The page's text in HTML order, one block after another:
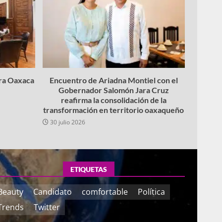
Oaxaca
Encuentro de Ariadna Montiel con el
Gobernador Salomón Jara Cruz
reafirma la consolidación de la
transformación en territorio oaxaqueño
30 julio 2026
ETIQUETAS
Candidato comfortable
Política
Twitter